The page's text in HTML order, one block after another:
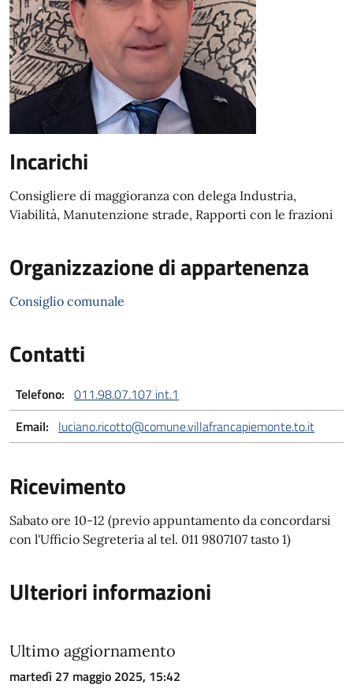
Incarichi
Consigliere di maggioranza con delega Industria,
Viabilità, Manutenzione strade, Rapporti con le frazioni
Organizzazione di appartenenza
Consiglio comunale
Contatti
Telefono: 011.98.07.107 int.1
Email: luciano.ricotto@comune.villafrancapiemonte.to.it
Ricevimento
Sabato ore 10-12 (previo appuntamento da concordarsi
con l'Ufficio Segreteria al tel. 011 9807107 tasto 1)
Ulteriori informazioni
Ultimo aggiornamento
martedì 27 maggio 2025, 15:42